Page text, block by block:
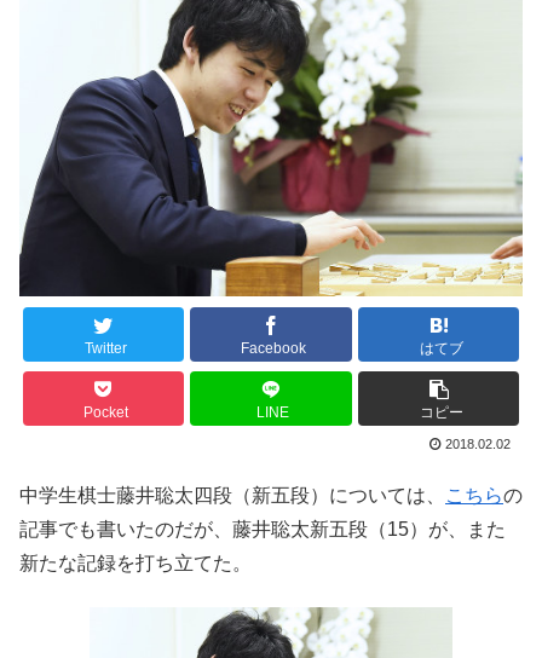
Twitter Facebook はてブ
Pocket LINE コピー
2018.02.02
中学生棋士藤井聡太四段（新五段）については、 こちらの
記事でも書いたのだが、藤井聡太新五段（15）が、また
新たな記録を打ち立てた。